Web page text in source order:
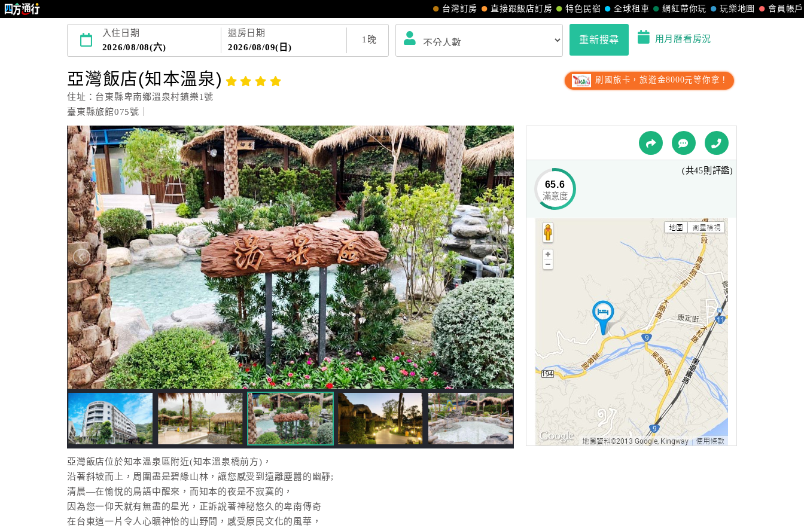
會員帳戶
玩樂地圖
網紅帶你玩
全球租車
特色民宿
直接跟飯店訂房
台灣訂房
入住日期
2026/08/08(六)
退房日期
2026/08/09(日)
1 晚 重新搜尋 用月曆看房況
亞灣飯店(知本溫泉)
住址：台東縣卑南鄉溫泉村鎮樂1號
臺東縣旅館075號｜
刷國旅卡，旅遊金8000元等你拿！
亞灣飯店位於知本溫泉區附近(知本溫泉橋前方)，
沿著斜坡而上，周圍盡是碧綠山林，讓您感受到遠離塵囂的幽靜;
清晨—在愉悅的鳥語中醒來，而知本的夜是不寂寞的，
因為您一仰天就有無盡的星光，正訴說著神秘悠久的卑南傳奇
在台東這一片令人心曠神怡的山野間，感受原民文化的風華，
65.6
滿意度
(共45則評鑑)